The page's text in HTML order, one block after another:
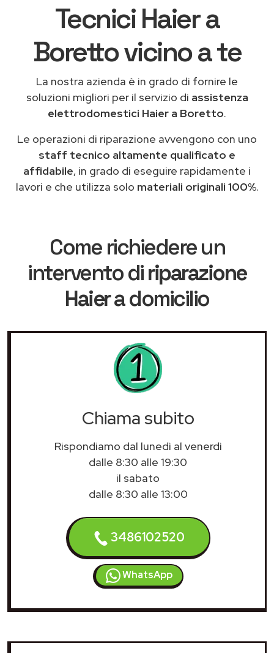
Tecnici Haier a
Boretto vicino a te
La nostra azienda è in grado di fornire le
soluzioni migliori per il servizio di assistenza
elettrodomestici Haier a Boretto.
Le operazioni di riparazione avvengono con uno
staff tecnico altamente qualificato e
affidabile, in grado di eseguire rapidamente i
lavori e che utilizza solo materiali originali 100%.
Come richiedere un
intervento diriparazione
Haiera domicilio
Chiama subito
Rispondiamo dal lunedì al venerdì
dalle 8:30 alle 19:30
il sabato
dalle 8:30 alle 13:00
3486102520
WhatsApp